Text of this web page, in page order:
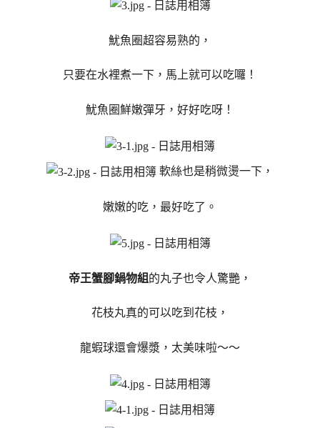
魷魚圈超容易熟的，
只要在水裡煮一下，馬上就可以吃囉！
魷魚圈鮮嫩彈牙，好好吃呀！
軟絲也是稍微燙一下，
嫩嫩的吃，最好吃了。
帝王蟹腳鍋物組的丸子也令人驚艷，
花枝丸真的可以吃到花枝，
龍蝦球還會爆漿，太美味啦～～